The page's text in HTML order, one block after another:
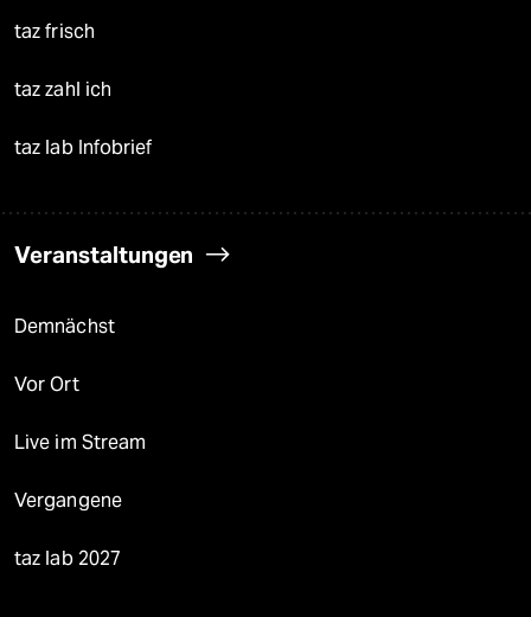
taz frisch
taz zahl ich
taz lab Infobrief
Veranstaltungen
Demnächst
Vor Ort
Live im Stream
Vergangene
taz lab 2027